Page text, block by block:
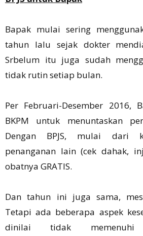
Bapak mulai sering
tahun lalu sejak dokter
Srbelum itu juga sudah
tidak rutin setiap bulan.
Per Februari-Desember 2016,
BKPM untuk menuntaskan
Dengan BPJS, mulai dari
penanganan lain (cek dahak,
obatnya GRATIS.
Dan tahun ini juga sama,
Tetapi ada beberapa aspek
dinilai tidak